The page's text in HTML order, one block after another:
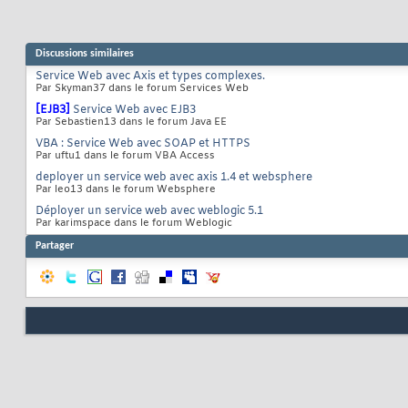
Discussions similaires
Service Web avec Axis et types complexes.
Par Skyman37 dans le forum Services Web
[EJB3] Service Web avec EJB3
Par Sebastien13 dans le forum Java EE
VBA : Service Web avec SOAP et HTTPS
Par uftu1 dans le forum VBA Access
deployer un service web avec axis 1.4 et websphere
Par leo13 dans le forum Websphere
Déployer un service web avec weblogic 5.1
Par karimspace dans le forum Weblogic
Partager